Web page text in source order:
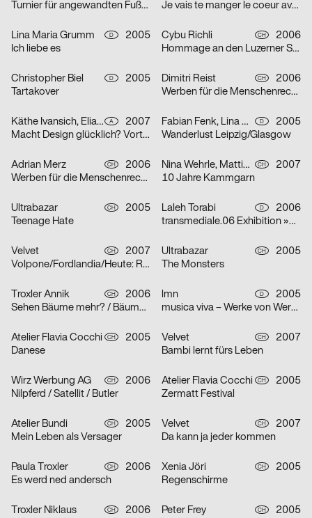
Turnier für angewandten Fußball 5
Je vais te manger le coeur avec mes petites dents
Lina Maria Grumm D
2005
Ich liebe es
Cybu Richli CH
2006
Hommage an den Luzerner Straßenphilosophen Emil Manser
Christopher Biel D
2005
Tartakover
Dimitri Reist CH
2006
Werben für die Menschenrechte
Käthe Ivansich, Elia Sarraffan A
2007
Macht Design glücklich? Vortrag Ruedi Baur
Fabian Fenk, Lina Maria Grumm, Jakob Kirch, Nella Rieken D
2005
Wanderlust Leipzig/Glasgow
Adrian Merz CH
2006
Werben für die Menschenrechte
Nina Wehrle, Mattias Leutwyler CH
2007
10 Jahre Kammgarn
Ultrabazar CH
2005
Teenage Hate
Laleh Torabi D
2006
transmediale.06 Exhibition »Smile Machines«
Velvet CH
2007
Volpone/Fordlandia/Heute: Raum Lumina/Die Nibelungen
Ultrabazar CH
2005
The Monsters
Troxler Annik CH
2006
Sehen Bäume mehr? / Bäume sehen Meer… / Meer Bäume Seen!
lmn D
2005
musica viva – Werke von Werner Heider, Martin Smolka und Peter Eötvös
Atelier Flavia Cocchi CH
2005
Danese
Velvet CH
2007
Bambi lernt fürs Leben
Wirz Werbung AG CH
2006
Nilpferd / Satellit / Butler
Atelier Flavia Cocchi CH
2005
Zermatt Festival
Atelier Bundi CH
2005
Mein Leben als Versager
Velvet CH
2007
Da kann ja jeder kommen
Paula Troxler CH
2006
Es werd ned andersch
Xenia Jöri CH
2005
Regenschirme
Troxler Niklaus CH
2006
Peter Frey CH
2005